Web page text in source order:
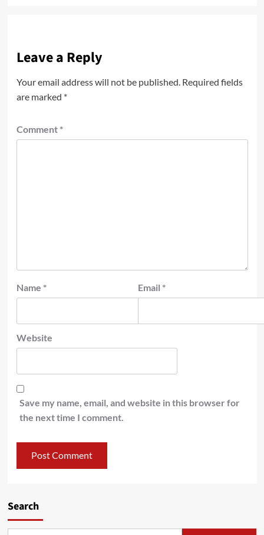
Leave a Reply
Your email address will not be published. Required fields
are marked *
Comment *
Name * Email *
Website
Save my name, email, and website in this browser for
the next time I comment.
Search